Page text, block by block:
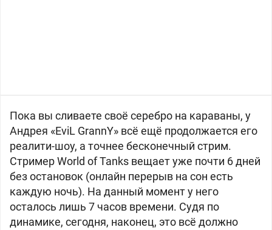
Пока вы сливаете своё серебро на караваны, у
Андрея «EviL GrannY» всё ещё продолжается его
реалити-шоу, а точнее бесконечный стрим.
Стример World of Tanks вещает уже почти 6 дней
без остановок (онлайн перерыв на сон есть
каждую ночь). На данный момент у него
осталось лишь 7 часов времени. Судя по
динамике, сегодня, наконец, это всё должно